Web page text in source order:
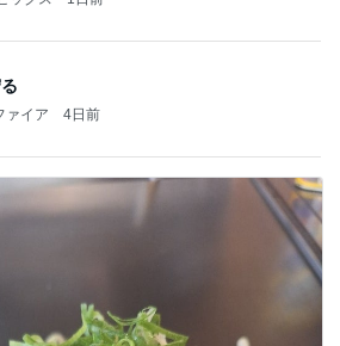
ァイア 4日前